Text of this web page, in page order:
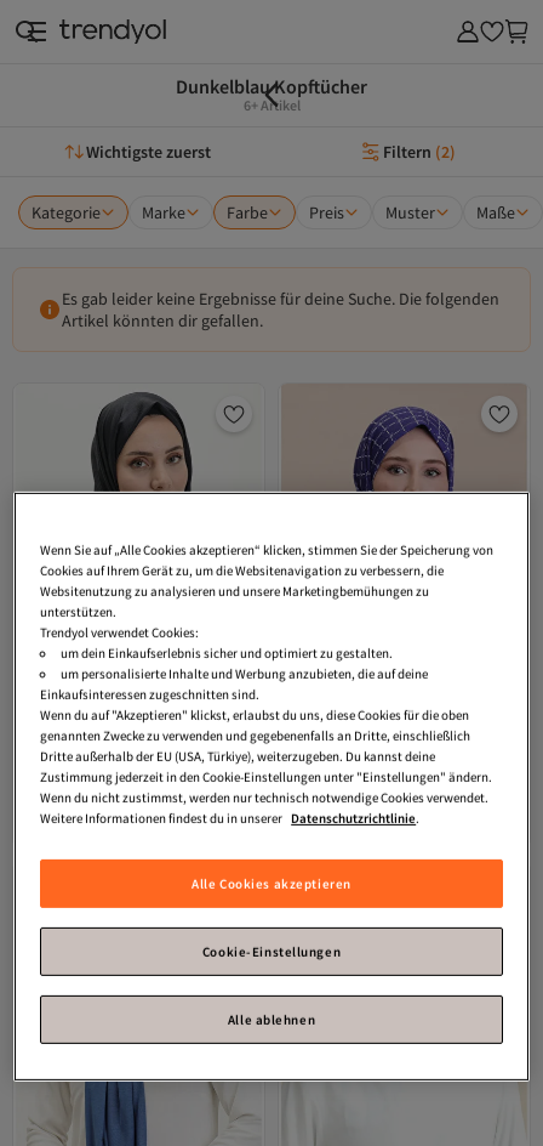
Dunkelblau Kopftücher
6+ Artikel
Wichtigste zuerst Filtern (2)
Kategorie Marke Farbe Preis Muster Maße
Es gab leider keine Ergebnisse für deine Suche. Die folgenden
Artikel könnten dir gefallen.
sefamerve
Kristallschal 1099-17 –
Modell Marineblau
Versand kostenlos ab 35€
15,
sefamerve
Weicher Baumwollschal
19091-04 Marineblau Creme
Versand kostenlos ab 35€
17,55€
Wenn Sie auf „Alle Cookies akzeptieren“ klicken, stimmen Sie der Speicherung von
Cookies auf Ihrem Gerät zu, um die Websitenavigation zu verbessern, die
Websitenutzung zu analysieren und unsere Marketingbemühungen zu
unterstützen.
Trendyol verwendet Cookies:
um dein Einkaufserlebnis sicher und optimiert zu gestalten.
um personalisierte Inhalte und Werbung anzubieten, die auf deine
Einkaufsinteressen zugeschnitten sind.
Wenn du auf "Akzeptieren" klickst, erlaubst du uns, diese Cookies für die oben
genannten Zwecke zu verwenden und gegebenenfalls an Dritte, einschließlich
Dritte außerhalb der EU (USA, Türkiye), weiterzugeben. Du kannst deine
Zustimmung jederzeit in den Cookie-Einstellungen unter "Einstellungen" ändern.
Wenn du nicht zustimmst, werden nur technisch notwendige Cookies verwendet.
Weitere Informationen findest du in unserer Datenschutzrichtlinie.
Alle Cookies akzeptieren
Cookie-Einstellungen
Alle ablehnen